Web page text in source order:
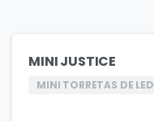
MINI JUSTICE
MINI TORRETAS DE LED